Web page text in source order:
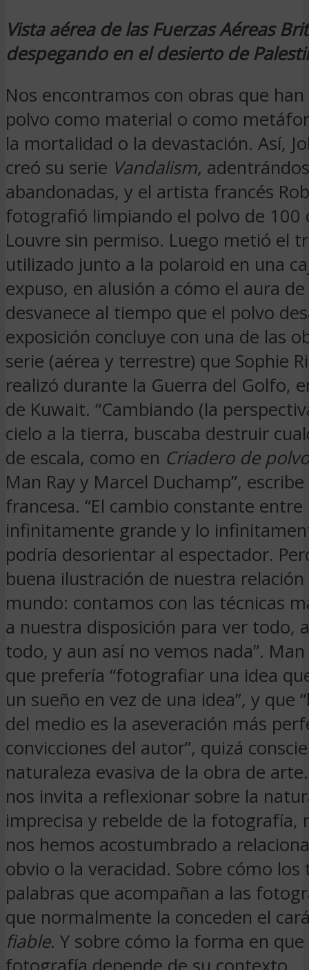
Vista aérea de las Fuerzas Aéreas
despegando en el desierto de
Nos encontramos con obras que
polvo como material o como
la mortalidad o la devastación. Así,
creó su serie Vandalism,
abandonadas, y el artista francés
fotografió limpiando el polvo de 100
Louvre sin permiso. Luego metió el
utilizado junto a la polaroid en una
expuso, en alusión a cómo el aura
desvanece al tiempo que el polvo
exposición concluye con una de las
serie (aérea y terrestre) que Sophie
realizó durante la Guerra del Golfo,
de Kuwait. “Cambiando (la
cielo a la tierra, buscaba destruir
de escala, como en Criadero de polvo
Man Ray y Marcel Duchamp”,
francesa. “El cambio constante entre
infinitamente grande y lo
podría desorientar al espectador.
buena ilustración de nuestra relación
mundo: contamos con las técnicas
a nuestra disposición para ver todo,
todo, y aun así no vemos nada”. Man
que prefería “fotografiar una idea
un sueño en vez de una idea”, y que
del medio es la aseveración más
convicciones del autor”, quizá
naturaleza evasiva de la obra de
nos invita a reflexionar sobre la
imprecisa y rebelde de la fotografía,
nos hemos acostumbrado a
obvio o la veracidad. Sobre cómo los
palabras que acompañan a las
que normalmente la conceden el
fiable. Y sobre cómo la forma en